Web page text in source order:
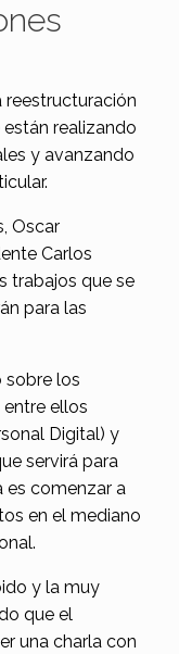
reestructuración
realizando
y avanzando
Oscar
Carlos
trabajos que se
para las
sobre los
ellos
Digital) y
servirá para
es comenzar a
en el mediano
y la muy
que el
una charla con